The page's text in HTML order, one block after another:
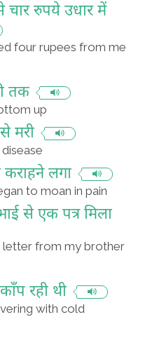
रुपये उधार में
four rupees from me
तक
up
मरी
कराहने लगा
to moan in pain
से एक पत्र मिला
letter from my brother
रही थी
with cold